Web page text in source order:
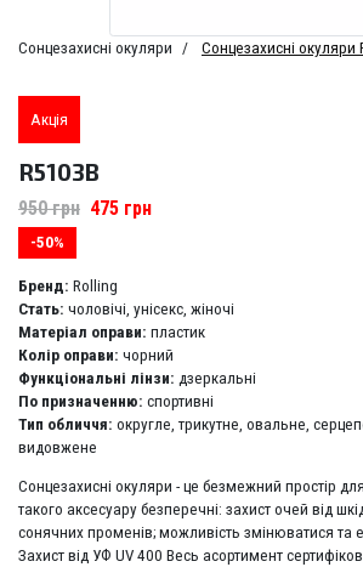
Сонцезахисні окуляри Сонцезахисні окуляри
Акція
R5103B
950грн 475 грн
-50%
Бренд: Rolling
Стать: чоловічі, унісекс, жіночі
Матеріал оправи: пластик
Колір оправи: чорний
Функціональні лінзи: дзеркальні
По призначенню: спортивні
Тип обличчя: округле, трикутне, овальне,
видовжене
Сонцезахисні окуляри - це безмежний простір
такого аксесуару безперечні: захист очей від
сонячних променів; можливість змінюватися та
Захист від УФ UV 400 Весь асортимент